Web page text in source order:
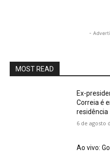
-
MOST READ
Ex-
Correia é
residência
6 de agosto
Ao vivo: